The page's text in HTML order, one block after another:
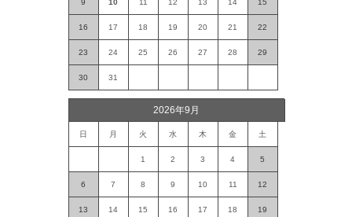
9 10 11 12 13 14 15
16 17 18 19 20 21 22
23 24 25 26 27 28 29
30 31
2026年9月
日 月 火 水 木 金 土
1 2 3 4 5
6 7 8 9 10 11 12
13 14 15 16 17 18 19